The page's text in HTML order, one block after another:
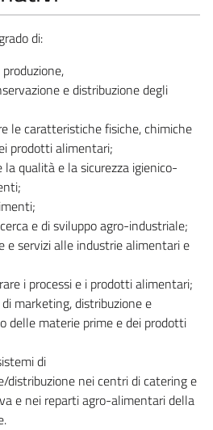
di:
e distribuzione degli
le caratteristiche fisiche, chimiche
prodotti alimentari;
qualità e la sicurezza igienico-
e di sviluppo agro-industriale;
e servizi alle industrie alimentari e
i processi e i prodotti alimentari;
marketing, distribuzione e
delle materie prime e dei prodotti
di
distribuzione nei centri di catering e
e nei reparti agro-alimentari della